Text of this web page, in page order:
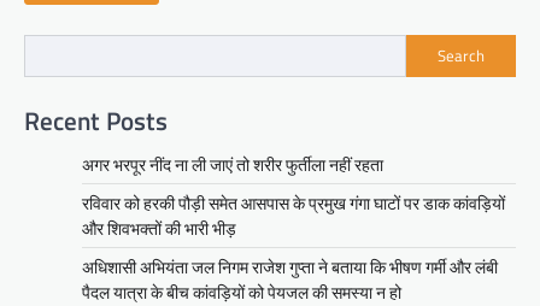
Search
Recent Posts
अगर भरपूर नींद ना ली जाएं तो शरीर फुर्तीला नहीं रहता
रविवार को हरकी पौड़ी समेत आसपास के प्रमुख गंगा घाटों पर डाक कांवड़ियों
और शिवभक्तों की भारी भीड़
अधिशासी अभियंता जल निगम राजेश गुप्ता ने बताया कि भीषण गर्मी और लंबी
पैदल यात्रा के बीच कांवड़ियों को पेयजल की समस्या न हो